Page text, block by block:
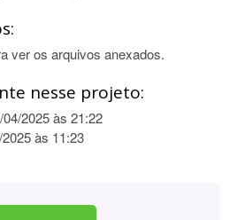
ver os arquivos anexados.
nesse projeto:
04/2025 às 21:22
às 11:23